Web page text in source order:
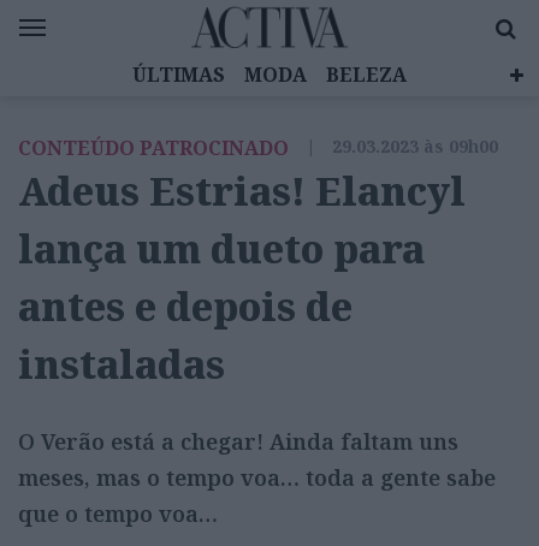
ÚLTIMAS MODA
BELEZA
EMOÇÕES
MULHERES INSPIRADORAS
DIZ QUEM SABE
ACTIVA BRAND STUDIO
CONTEÚDO PATROCINADO | 29.03.2023 às 09h00
Adeus Estrias! Elancyl
lança um dueto para
antes e depois de
instaladas
O Verão está a chegar! Ainda faltam uns
meses, mas o tempo voa… toda a gente sabe
que o tempo voa…